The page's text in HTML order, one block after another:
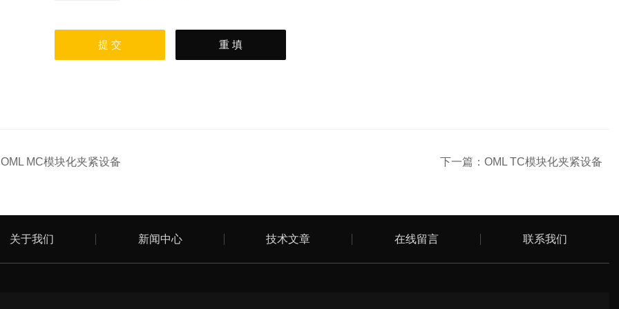
OML MC模块化夹紧设备 下一篇： OML TC模块化夹紧设备
关于我们 新闻中心 技术文章 在线留言 联系我们